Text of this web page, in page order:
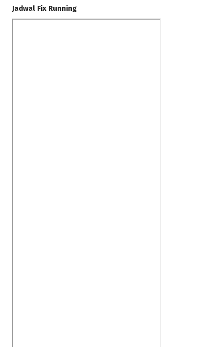
Jadwal Fix Running